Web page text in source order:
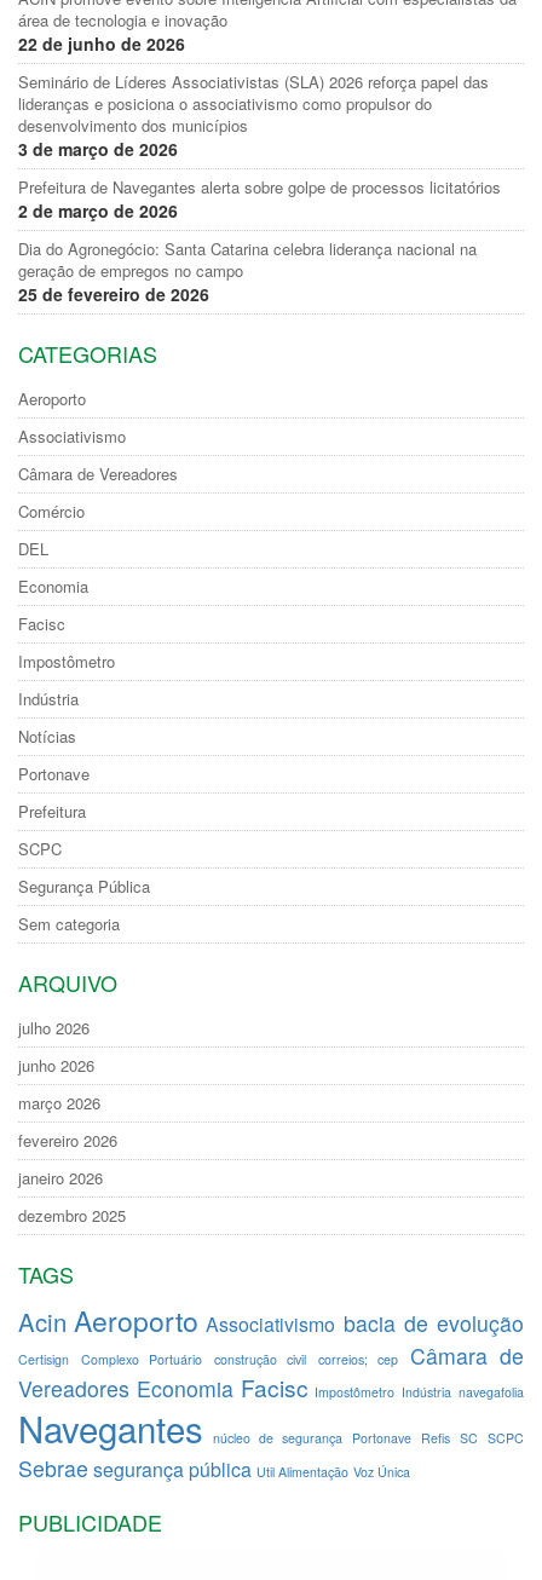
área de tecnologia e inovação
22 de junho de 2026
Seminário de Líderes Associativistas (SLA) 2026 reforça papel das
lideranças e posiciona o associativismo como propulsor do
desenvolvimento dos municípios
3 de março de 2026
Prefeitura de Navegantes alerta sobre golpe de processos licitatórios
2 de março de 2026
Dia do Agronegócio: Santa Catarina celebra liderança nacional na
geração de empregos no campo
25 de fevereiro de 2026
CATEGORIAS
Aeroporto
Associativismo
Câmara de Vereadores
Comércio
DEL
Economia
Facisc
Impostômetro
Indústria
Notícias
Portonave
Prefeitura
SCPC
Segurança Pública
Sem categoria
ARQUIVO
julho 2026
junho 2026
março 2026
fevereiro 2026
janeiro 2026
dezembro 2025
TAGS
Acin Aeroporto Associativismo bacia de evolução
Certisign Complexo Portuário construção civil correios; cep
Câmara de
Vereadores Economia Facisc Impostômetro Indústria navegafolia
Navegantes núcleo de segurança Portonave Refis SC SCPC
Sebrae segurança pública Util Alimentação Voz Única
PUBLICIDADE